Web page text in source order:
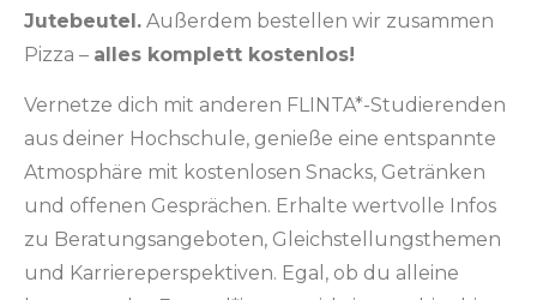
Jutebeutel. Außerdem bestellen wir zusammen
Pizza – alles komplett kostenlos!
Vernetze dich mit anderen FLINTA*-Studierenden
aus deiner Hochschule, genieße eine entspannte
Atmosphäre mit kostenlosen Snacks, Getränken
und offenen Gesprächen. Erhalte wertvolle Infos
zu Beratungsangeboten, Gleichstellungsthemen
und Karriereperspektiven. Egal, ob du alleine